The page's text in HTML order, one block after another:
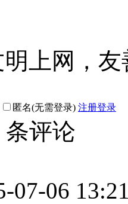
明上网，
匿名(无需登录) 注册登录
条评论
07-06